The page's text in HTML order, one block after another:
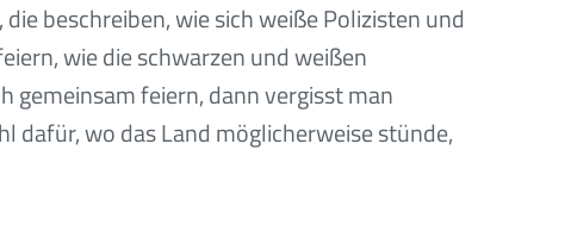
beschreiben, wie sich weiße Polizisten und
wie die schwarzen und weißen
gemeinsam feiern, dann vergisst man
dafür, wo das Land möglicherweise stünde,